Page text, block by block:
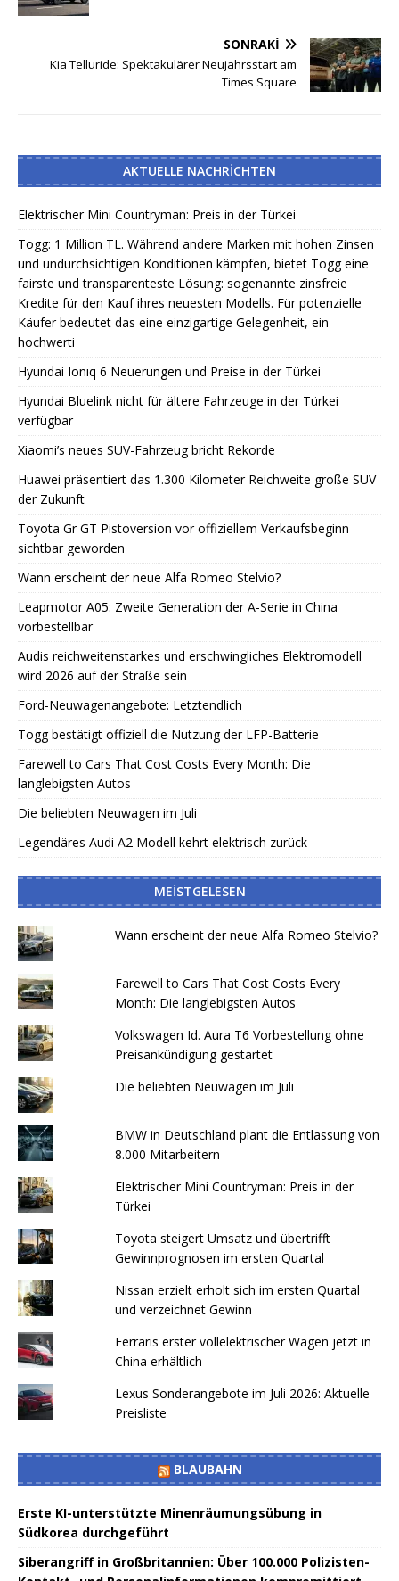
SONRAKI
Kia Telluride: Spektakulärer Neujahrsstart am
Times Square
AKTUELLE NACHRICHTEN
Elektrischer Mini Countryman: Preis in der Türkei
Togg: 1 Million TL. Während andere Marken mit hohen Zinsen
und undurchsichtigen Konditionen kämpfen, bietet Togg eine
fairste und transparenteste Lösung: sogenannte zinsfreie
Kredite für den Kauf ihres neuesten Modells. Für potenzielle
Käufer bedeutet das eine einzigartige Gelegenheit, ein
hochwerti
Hyundai Ionıq 6 Neuerungen und Preise in der Türkei
Hyundai Bluelink nicht für ältere Fahrzeuge in der Türkei
verfügbar
Xiaomi’s neues SUV-Fahrzeug bricht Rekorde
Huawei präsentiert das 1.300 Kilometer Reichweite große SUV
der Zukunft
Toyota Gr GT Pistoversion vor offiziellem Verkaufsbeginn
sichtbar geworden
Wann erscheint der neue Alfa Romeo Stelvio?
Leapmotor A05: Zweite Generation der A-Serie in China
vorbestellbar
Audis reichweitenstarkes und erschwingliches Elektromodell
wird 2026 auf der Straße sein
Ford-Neuwagenangebote: Letztendlich
Togg bestätigt offiziell die Nutzung der LFP-Batterie
Farewell to Cars That Cost Costs Every Month: Die
langlebigsten Autos
Die beliebten Neuwagen im Juli
Legendäres Audi A2 Modell kehrt elektrisch zurück
MEISTGELESEN
Wann erscheint der neue Alfa Romeo Stelvio?
Farewell to Cars That Cost Costs Every
Month: Die langlebigsten Autos
Volkswagen Id. Aura T6 Vorbestellung ohne
Preisankündigung gestartet
Die beliebten Neuwagen im Juli
BMW in Deutschland plant die Entlassung von
8.000 Mitarbeitern
Elektrischer Mini Countryman: Preis in der
Türkei
Toyota steigert Umsatz und übertrifft
Gewinnprognosen im ersten Quartal
Nissan erzielt erholt sich im ersten Quartal
und verzeichnet Gewinn
Ferraris erster vollelektrischer Wagen jetzt in
China erhältlich
Lexus Sonderangebote im Juli 2026: Aktuelle
Preisliste
BLAUBAHN
Erste KI-unterstützte Minenräumungsübung in
Südkorea durchgeführt
Siberangriff in Großbritannien: Über 100.000 Polizisten-